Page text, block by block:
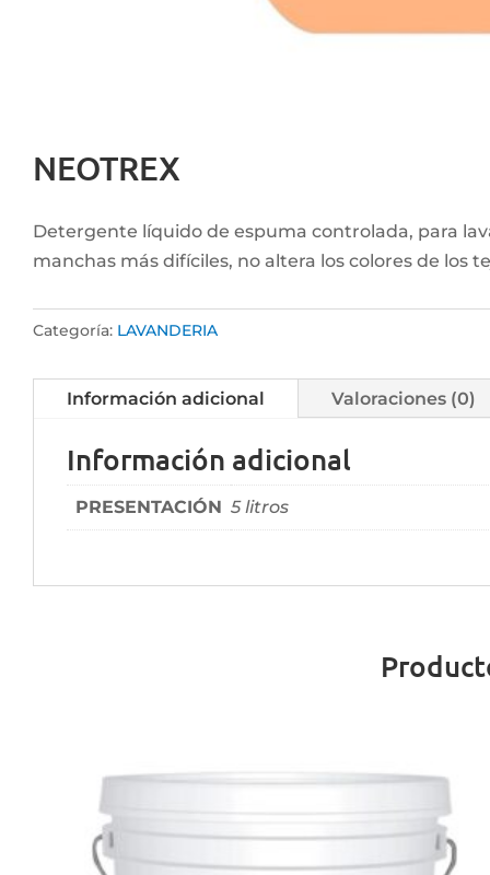
NEOTREX
Detergente líquido de espuma controlada, para
manchas más difíciles, no altera los colores de los
Categoría: LAVANDERIA
Información adicional Valoraciones (0)
Información adicional
PRESENTACIÓN 5 litros